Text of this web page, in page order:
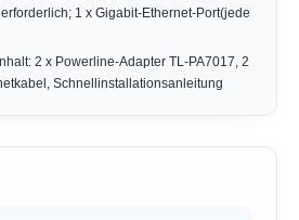
1 x Gigabit-Ethernet-Port(jede
2 x Powerline-Adapter TL-PA7017, 2
Schnellinstallationsanleitung